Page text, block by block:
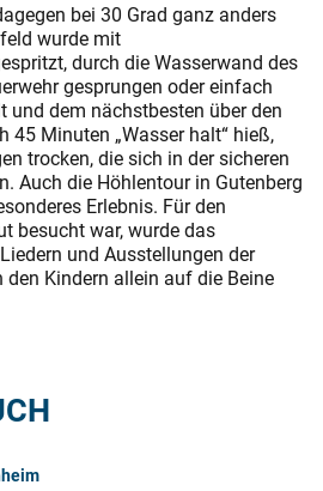
bei 30 Grad ganz anders
wurde mit
durch die Wasserwand des
gesprungen oder einfach
und dem nächstbesten über den
45 Minuten „Wasser halt“ hieß,
trocken, die sich in der sicheren
Auch die Höhlentour in Gutenberg
Erlebnis. Für den
besucht war, wurde das
und Ausstellungen der
Kindern allein auf die Beine